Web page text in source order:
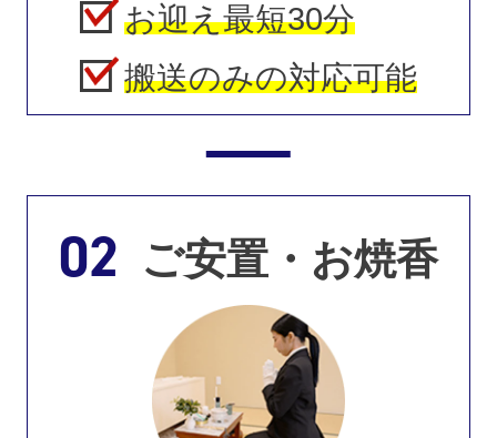
お迎え最短30分
搬送のみの対応可能
02 ご安置・お焼香